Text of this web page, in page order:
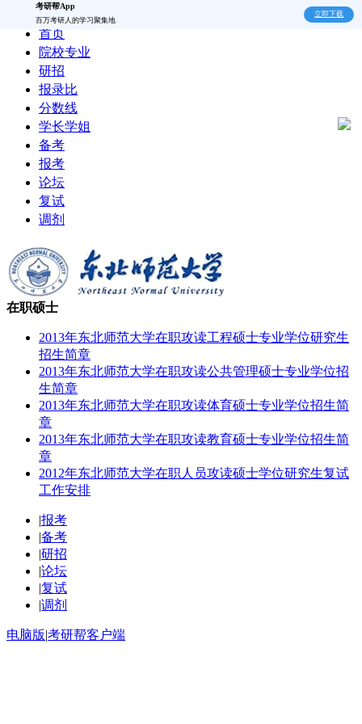
考研帮App
百万考研人的学习聚集地
立即下载
首页
院校专业
研招
报录比
分数线
学长学姐
备考
报考
论坛
复试
调剂
在职硕士
2013年东北师范大学在职攻读工程硕士专业学位研究生
招生简章
2013年东北师范大学在职攻读公共管理硕士专业学位招
生简章
2013年东北师范大学在职攻读体育硕士专业学位招生简
章
2013年东北师范大学在职攻读教育硕士专业学位招生简
章
2012年东北师范大学在职人员攻读硕士学位研究生复试
工作安排
|报考
|备考
|研招
|论坛
|复试
|调剂
电脑版|考研帮客户端